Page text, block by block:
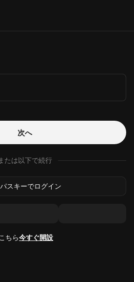
次へ
たは以下で続行
パスキーでログイン
ちら今すぐ開設